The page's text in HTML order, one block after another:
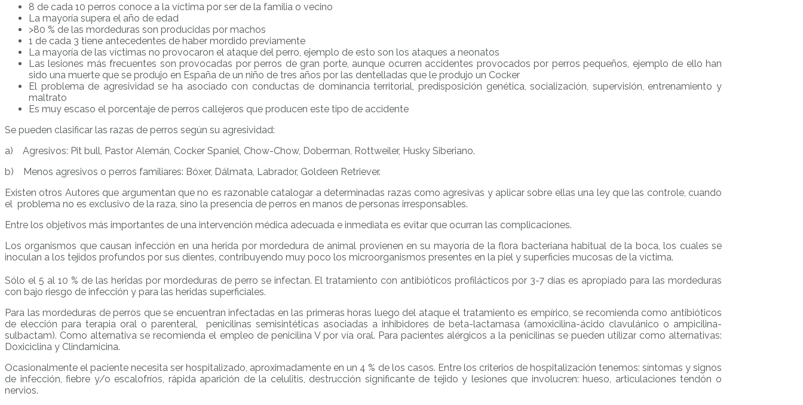
8 de cada 10 perros conoce a la víctima por ser de la familia o vecino
La mayoría supera el año de edad
>80 % de las mordeduras son producidas por machos
1 de cada 3 tiene antecedentes de haber mordido previamente
La mayoría de las víctimas no provocaron el ataque del perro, ejemplo de esto son los ataques a neonatos
Las lesiones más frecuentes son provocadas por perros de gran porte, aunque ocurren accidentes provocados por perros pequeños, ejemplo de ello han
sido una muerte que se produjo en España de un niño de tres años por las dentelladas que le produjo un Cocker
El problema de agresividad se ha asociado con conductas de dominancia territorial, predisposición genética, socialización, supervisión, entrenamiento y
maltrato
Es muy escaso el porcentaje de perros callejeros que producen este tipo de accidente
Se pueden clasificar las razas de perros según su agresividad:
a) Agresivos: Pit bull, Pastor Alemán, Cocker Spaniel, Chow-Chow, Doberman, Rottweiler, Husky Siberiano.
b) Menos agresivos o perros familiares: Bóxer, Dálmata, Labrador, Goldeen Retriever.
Existen otros Autores que argumentan que no es razonable catalogar a determinadas razas como agresivas y aplicar sobre ellas una ley que las controle, cuando
el problema no es exclusivo de la raza, sino la presencia de perros en manos de personas irresponsables.
Entre los objetivos más importantes de una intervención médica adecuada e inmediata es evitar que ocurran las complicaciones.
Los organismos que causan infección en una herida por mordedura de animal provienen en su mayoría de la flora bacteriana habitual de la boca, los cuales se
inoculan a los tejidos profundos por sus dientes, contribuyendo muy poco los microorganismos presentes en la piel y superficies mucosas de la víctima.
Sólo el 5 al 10 % de las heridas por mordeduras de perro se infectan. El tratamiento con antibióticos profilácticos por 3-7 días es apropiado para las mordeduras
con bajo riesgo de infección y para las heridas superficiales.
Para las mordeduras de perros que se encuentran infectadas en las primeras horas luego del ataque el tratamiento es empírico, se recomienda como antibióticos
de elección para terapia oral o parenteral, penicilinas semisintéticas asociadas a inhibidores de beta-lactamasa (amoxicilina-ácido clavulánico o ampicilina-
sulbactam). Como alternativa se recomienda el empleo de penicilina V por vía oral. Para pacientes alérgicos a la penicilinas se pueden utilizar como alternativas:
Doxiciclina y Clindamicina.
Ocasionalmente el paciente necesita ser hospitalizado, aproximadamente en un 4 % de los casos. Entre los criterios de hospitalización tenemos: síntomas y signos
de infección, fiebre y/o escalofríos, rápida aparición de la celulitis, destrucción significante de tejido y lesiones que involucren: hueso, articulaciones tendón o
nervios.